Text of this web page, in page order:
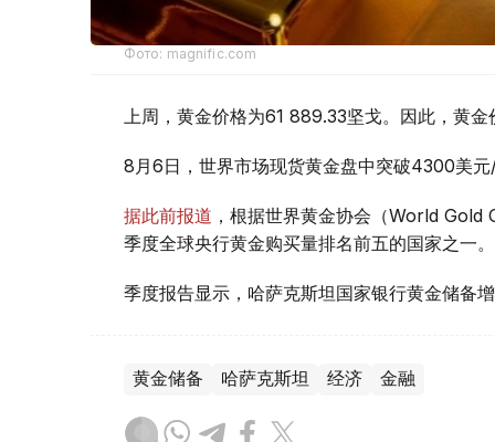
Фото: magnific.com
上周，黄金价格为61 889.33坚戈。因此，黄
8月6日，世界市场现货黄金盘中突破4300美元
据此前报道 ，根据世界黄金协会（World
季度全球央行黄金购买量排名前五的国家之一。
季度报告显示，哈萨克斯坦国家银行黄金储备增
黄金储备 哈萨克斯坦 经济 金融